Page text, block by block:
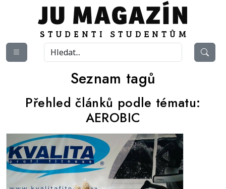
Seznam tagů
Přehled článků podle tématu:
AEROBIC